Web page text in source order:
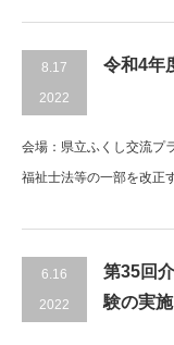
8.17
2022
令和4年
会場：県立ふくし交流プ
福祉士法等の一部を改正
6.16
2022
第35回
験の実